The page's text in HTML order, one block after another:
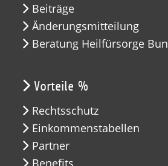
Beiträge
Änderungsmitteilung
Beratung Heilfürsorge
Vorteile %
Rechtsschutz
Einkommenstabellen
Partner
Benefits